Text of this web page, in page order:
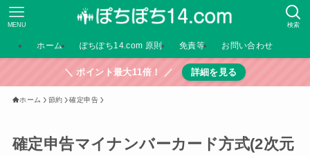
検索
MENU
ホーム ぽちぽち14.com 原則 免責等 お問い合わせ
＼ ポイント最大11倍！ ／ 詳細を見る
ホーム 節約 確定申告
確定申告マイナンバーカード方式(2次元